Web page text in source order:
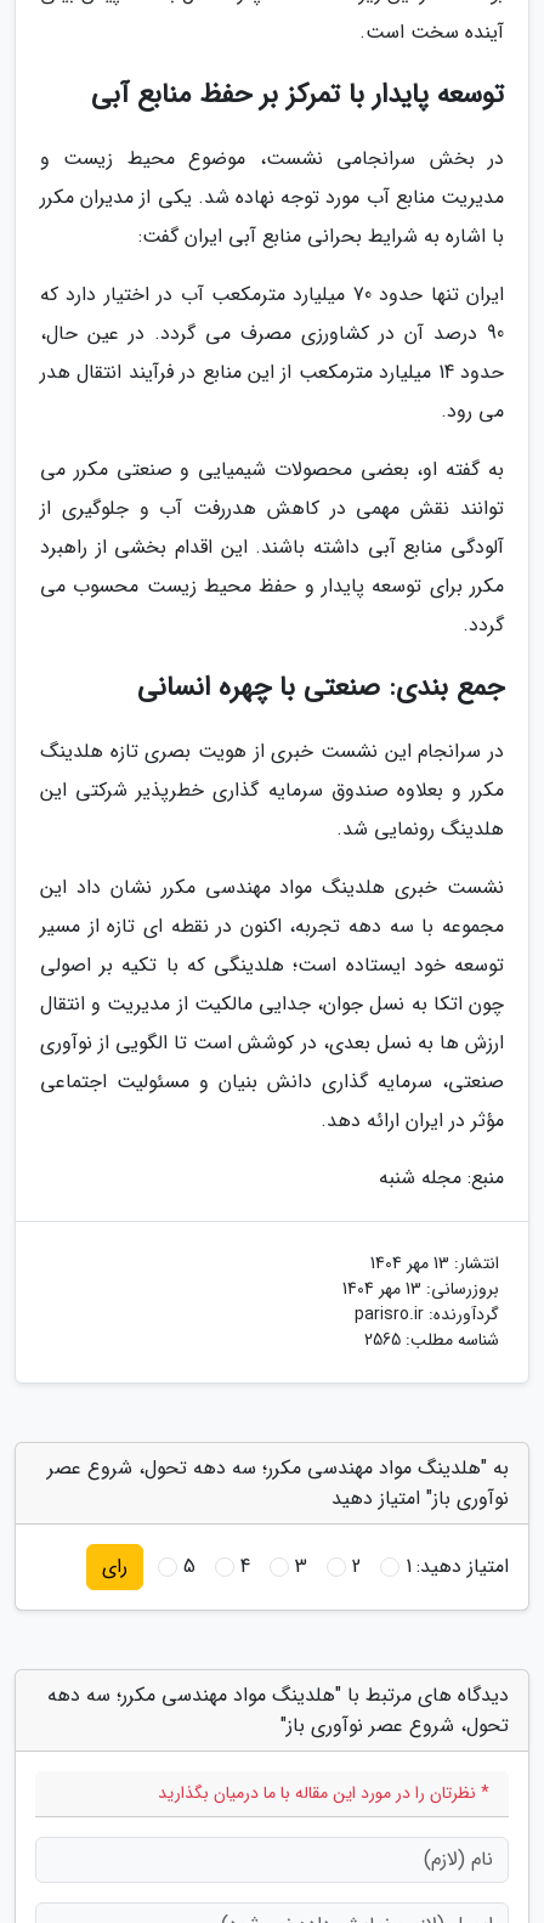
آینده سخت است.
توسعه پایدار با تمرکز بر حفظ منابع آبی
در بخش سرانجامی نشست، موضوع محیط زیست و
مدیریت منابع آب مورد توجه نهاده شد. یکی از مدیران مکرر
با اشاره به شرایط بحرانی منابع آبی ایران گفت:
ایران تنها حدود 70 میلیارد مترمکعب آب در اختیار دارد که
90 درصد آن در کشاورزی مصرف می گردد. در عین حال،
حدود 14 میلیارد مترمکعب از این منابع در فرآیند انتقال هدر
می رود.
به گفته او، بعضی محصولات شیمیایی و صنعتی مکرر می
توانند نقش مهمی در کاهش هدررفت آب و جلوگیری از
آلودگی منابع آبی داشته باشند. این اقدام بخشی از راهبرد
مکرر برای توسعه پایدار و حفظ محیط زیست محسوب می
گردد.
جمع بندی: صنعتی با چهره انسانی
در سرانجام این نشست خبری از هویت بصری تازه هلدینگ
مکرر و بعلاوه صندوق سرمایه گذاری خطرپذیر شرکتی این
هلدینگ رونمایی شد.
نشست خبری هلدینگ مواد مهندسی مکرر نشان داد این
مجموعه با سه دهه تجربه، اکنون در نقطه ای تازه از مسیر
توسعه خود ایستاده است؛ هلدینگی که با تکیه بر اصولی
چون اتکا به نسل جوان، جدایی مالکیت از مدیریت و انتقال
ارزش ها به نسل بعدی، در کوشش است تا الگویی از نوآوری
صنعتی، سرمایه گذاری دانش بنیان و مسئولیت اجتماعی
مؤثر در ایران ارائه دهد.
منبع: مجله شنبه
انتشار: 13 مهر 1404
بروزرسانی: 13 مهر 1404
گردآورنده: parisro.ir
شناسه مطلب: 2565
به "هلدینگ مواد مهندسی مکرر؛ سه دهه تحول، شروع عصر
نوآوری باز" امتیاز دهید
امتیاز دهید:1
2
3
4
5 رای
دیدگاه های مرتبط با "هلدینگ مواد مهندسی مکرر؛ سه دهه
تحول، شروع عصر نوآوری باز"
* نظرتان را در مورد این مقاله با ما درمیان بگذارید